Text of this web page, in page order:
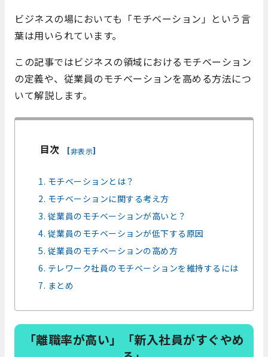
ビジネスの場においても「モチベーション」という言
葉は用いられています。
この記事ではビジネスの領域におけるモチベーション
の定義や、従業員のモチベーションを高める方法につ
いて解説します。
目次 [非表示]
1. モチベーションとは？
2. モチベーションに関する考え方
3. 従業員のモチベーションが高いと？
4. 従業員のモチベーションが低下する原因
5. 従業員のモチベーションの高め方
6. テレワーク社員のモチベーションを維持するには
7. まとめ
「離職率が高い」「新入社員がすぐやめ